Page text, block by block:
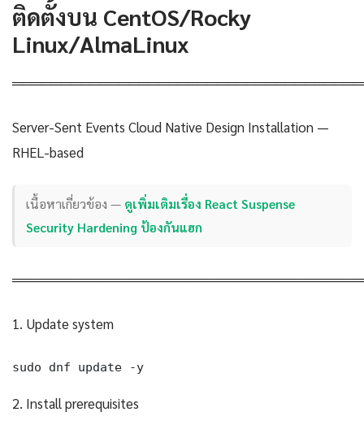
ติดตั้งบน CentOS/Rocky
Linux/AlmaLinux
Server-Sent Events Cloud Native Design Installation —
RHEL-based
เนื้อหาเกี่ยวข้อง — ดูเพิ่มเติมเรื่อง React Suspense
Security Hardening ป้องกันแฮก
1. Update system
sudo dnf update -y
2. Install prerequisites